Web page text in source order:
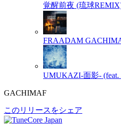
覚醒前夜 (琉球
FRAADAM
UMUKAZI-面影- (feat.
GACHIMAF
このリリースをシェア